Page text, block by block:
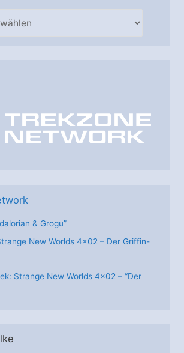
& Grogu”
New Worlds 4×02 – Der Griffin-
Strange New Worlds 4×02 – “Der